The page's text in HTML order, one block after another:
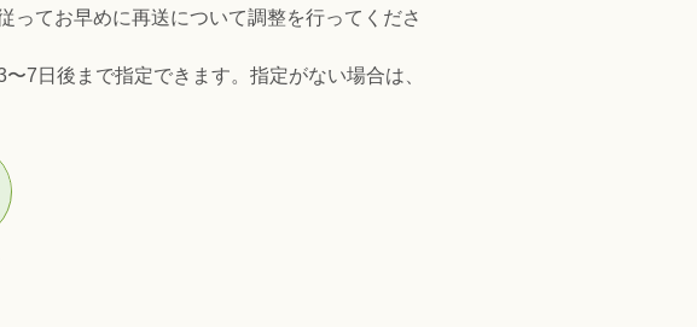
ってお早めに再送について調整を行ってくださ
7日後まで指定できます。指定がない場合は、